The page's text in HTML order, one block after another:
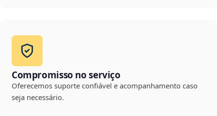
Compromisso no serviço
Oferecemos suporte confiável e acompanhamento caso
seja necessário.